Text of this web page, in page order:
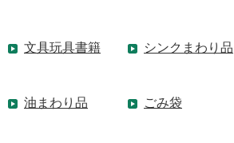
文具玩具書籍 シンクまわり品
油まわり品 ごみ袋